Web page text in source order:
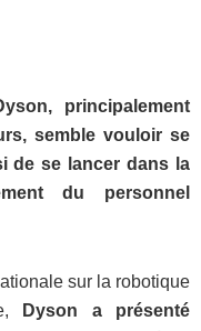
principalement
semble vouloir se
de se lancer dans la
du personnel
sur la robotique
Dyson a présenté